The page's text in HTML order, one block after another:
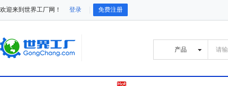
欢迎来到世界工厂网！ 登录 免费注册